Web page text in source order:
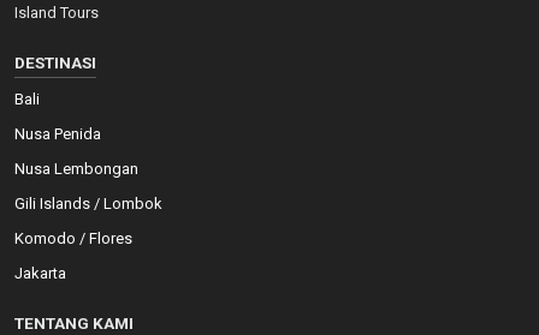
Island Tours
DESTINASI
Bali
Nusa Penida
Nusa Lembongan
Gili Islands / Lombok
Komodo / Flores
Jakarta
TENTANG KAMI